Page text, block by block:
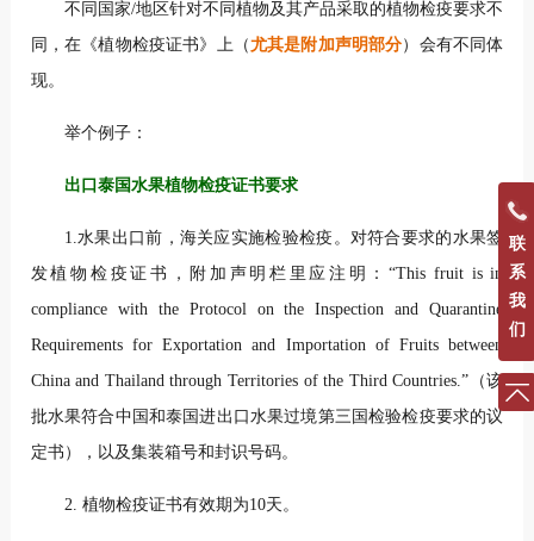
不同国家/地区针对不同植物及其产品采取的植物检疫要求不
同，在《植物检疫证书》上（尤其是附加声明部分）会有不同体
现。
举个例子：
出口泰国水果植物检疫证书要求
1.水果出口前，海关应实施检验检疫。对符合要求的水果签
发植物检疫证书，附加声明栏里应注明：“This fruit is in
compliance with the Protocol on the Inspection and Quarantine
Requirements for Exportation and Importation of Fruits between
China and Thailand through Territories of the Third Countries.”（该
批水果符合中国和泰国进出口水果过境第三国检验检疫要求的议
定书），以及集装箱号和封识号码。
2. 植物检疫证书有效期为10天。
联
系
我
们